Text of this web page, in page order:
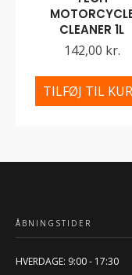
CLEANER 1L
142,00 kr.
TILFØJ TIL
ÅBNINGSTIDER
HVERDAGE: 9:00 - 17:30